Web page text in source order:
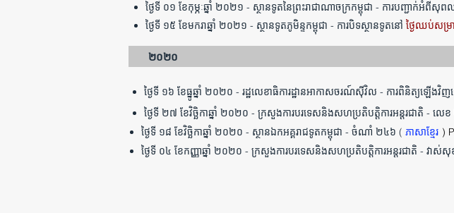
ថ្ងៃទី ០១ ខែកុម្ភៈឆ្នាំ ២០២១ - ស្ថានទូតនៃព្រះរាជាណាចក្រកម្ពុជា - ការបញ្ជាក់អំពី
ថ្ងៃទី ១៥ ខែមករាឆ្នាំ ២០២១ - ស្ថានទូតភូមិន្ទកម្ពុជា - ការបិទស្ថានទូតនៅ ថ្ងៃឈប់សម្រ
២០២០
ថ្ងៃទី ១៦ ខែធ្នូឆ្នាំ ២០២០ - រដ្ឋលេខាធិការដ្ឋានអាកាសចរណ៍ស៊ីវិល - ការពិនិត្យឡើងវិញល
ថ្ងៃទី ២៧ ខែវិច្ឆិកាឆ្នាំ ២០២០ - ក្រសួងការបរទេសនិងសហប្រតិបត្តិការអន្តរជាតិ -
ថ្ងៃទី ១៨ ខែវិច្ឆិកាឆ្នាំ ២០២០ - ស្ថានឯកអគ្គរាជទូតកម្ពុជា - ចំណាំ ២៤៦ ( ភាសាខ្មែរ )
ថ្ងៃទី ០៤ ខែកញ្ញាឆ្នាំ ២០២០ - ក្រសួងការបរទេសនិងសហប្រតិបត្តិការអន្តរជាតិ - វាស់សុ